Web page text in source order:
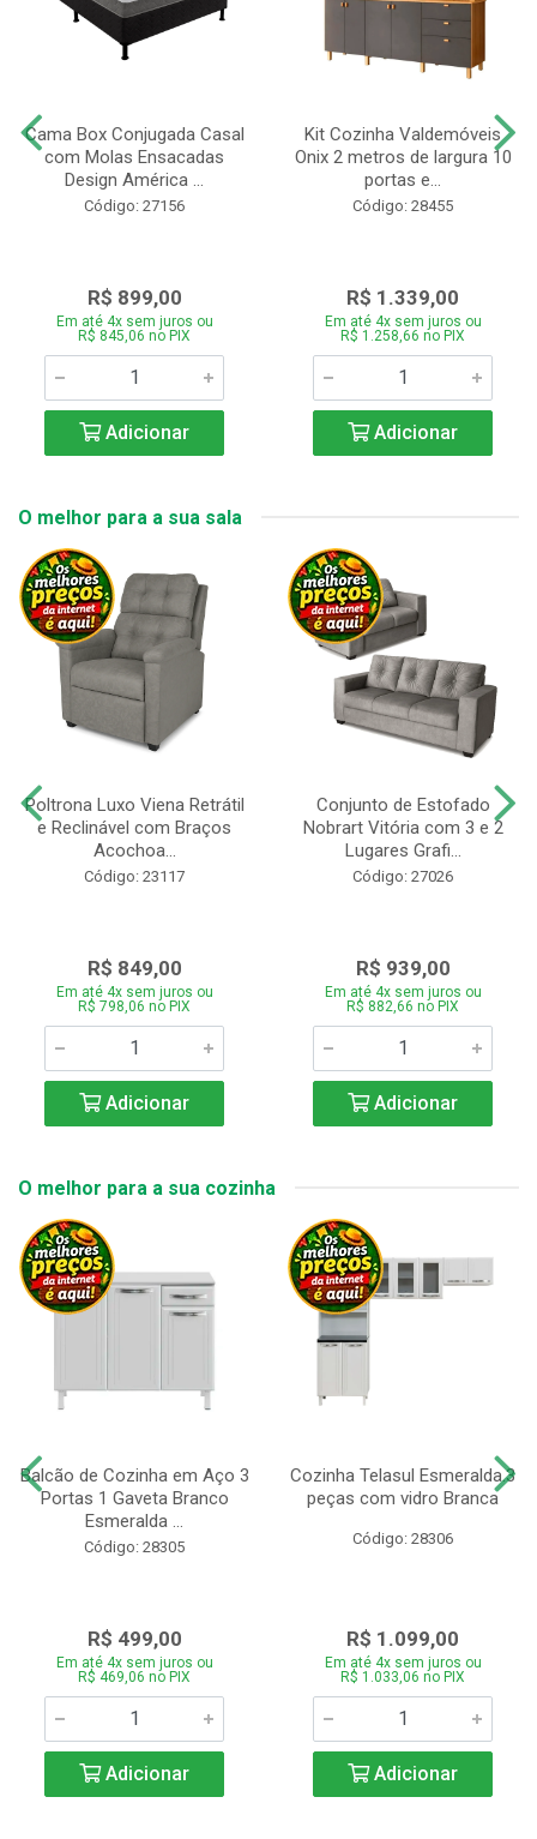
Cama Box Conjugada Casal
com Molas Ensacadas
Design América ...
Código: 27156
R$ 899,00
Em até 4x sem juros ou
R$ 845,06 no PIX
Adicionar
Kit Cozinha Valdemóveis
Onix 2 metros de largura 10
portas e...
Código: 28455
R$ 1.339,00
Em até 4x sem juros ou
R$ 1.258,66 no PIX
Adicionar
O melhor para a sua sala
Poltrona Luxo Viena Retrátil
e Reclinável com Braços
Acochoa...
Código: 23117
R$ 849,00
Em até 4x sem juros ou
R$ 798,06 no PIX
Adicionar
Conjunto de Estofado
Nobrart Vitória com 3 e 2
Lugares Grafi...
Código: 27026
R$ 939,00
Em até 4x sem juros ou
R$ 882,66 no PIX
Adicionar
O melhor para a sua cozinha
Balcão de Cozinha em Aço 3
Portas 1 Gaveta Branco
Esmeralda ...
Código: 28305
R$ 499,00
Em até 4x sem juros ou
R$ 469,06 no PIX
Adicionar
Cozinha Telasul Esmeralda.3
peças com vidro Branca
Código: 28306
R$ 1.099,00
Em até 4x sem juros ou
R$ 1.033,06 no PIX
Adicionar